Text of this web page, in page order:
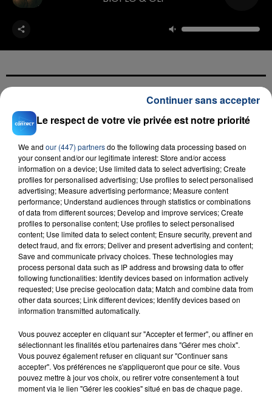
FIL D'ACTU
23 juillet 2026
INCENDIE MORTEL À LENS : UNE FEMME ET
SON BÉBÉ ENTRE LA VIE ET LA...
Un homme s'est immolé par le feu après avoir
aspergé sa compagne et leur bébé de trois mois
d'un liquide inflammable.
20 juillet 2026
UNE ADOLESCENTE DEVANT SE FAIRE
Le respect de votre vie privée est notre priorité
We and our (447) partnersdo the following data processing based on
your consent and/or our legitimate interest: Store and/or access
information on a device; Use limited data to select advertising; Create
profiles for personalised advertising; Use profiles to select personalised
advertising; Measure advertising performance; Measure content
performance; Understand audiences through statistics or combinations
of data from different sources; Develop and improve services; Create
profiles to personalise content; Use profiles to select personalised
content; Use limited data to select content; Ensure security, prevent and
detect fraud, and fix errors; Deliver and present advertising and content;
Save and communicate privacy choices. These technologies may
process personal data such as IP address and browsing data to offer
following functionalities: Identify devices based on information actively
requested; Use precise geolocation data; Match and combine data from
other data sources; Link different devices; Identify devices based on
information transmitted automatically.
Vous pouvez accepter en cliquant sur "Accepter et fermer", ou affiner en
sélectionnant les finalités et/ou partenaires dans "Gérer mes choix".
Vous pouvez également refuser en cliquant sur "Continuer sans
accepter". Vos préférences ne s'appliqueront que pour ce site. Vous
pouvez mettre à jour vos choix, ou retirer votre consentement à tout
moment via le lien "Gérer les cookies" situé en bas de chaque page.
Continuer sans accepter